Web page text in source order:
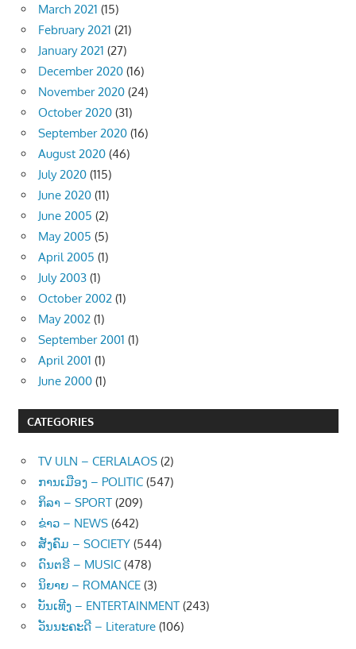
March 2021 (15)
February 2021 (21)
January 2021 (27)
December 2020 (16)
November 2020 (24)
October 2020 (31)
September 2020 (16)
August 2020 (46)
July 2020 (115)
June 2020 (11)
June 2005 (2)
May 2005 (5)
April 2005 (1)
July 2003 (1)
October 2002 (1)
May 2002 (1)
September 2001 (1)
April 2001 (1)
June 2000 (1)
CATEGORIES
TV ULN – CERLALAOS (2)
ການເມືອງ – POLITIC (547)
ກິລາ – SPORT (209)
ຂ່າວ – NEWS (642)
ສັງຄົມ – SOCIETY (544)
ດົນຕຣີ – MUSIC (478)
ນິຍາຍ – ROMANCE (3)
ບັນເທີງ – ENTERTAINMENT (243)
ວັນນະຄະດີ – Literature (106)